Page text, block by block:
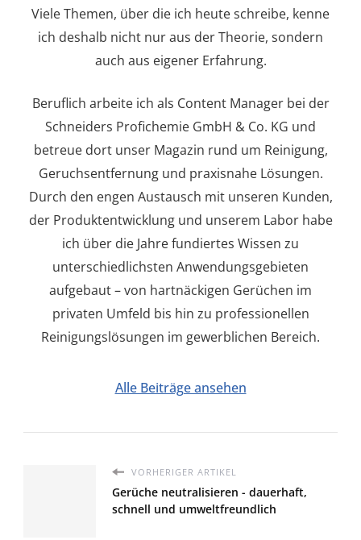
Viele Themen, über die ich heute schreibe, kenne
ich deshalb nicht nur aus der Theorie, sondern
auch aus eigener Erfahrung.
Beruflich arbeite ich als Content Manager bei der
Schneiders Profichemie GmbH & Co. KG und
betreue dort unser Magazin rund um Reinigung,
Geruchsentfernung und praxisnahe Lösungen.
Durch den engen Austausch mit unseren Kunden,
der Produktentwicklung und unserem Labor habe
ich über die Jahre fundiertes Wissen zu
unterschiedlichsten Anwendungsgebieten
aufgebaut – von hartnäckigen Gerüchen im
privaten Umfeld bis hin zu professionellen
Reinigungslösungen im gewerblichen Bereich.
Alle Beiträge ansehen
VORHERIGER ARTIKEL
Gerüche neutralisieren - dauerhaft,
schnell und umweltfreundlich